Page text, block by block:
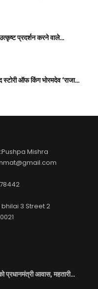
प्रदर्शन करने वाले…
स्टोरी ऑफ किंग भोरमदेव ‘राजा…
Pushpa Mishra
3 Street 2
प्रधानमंत्री आवास, महतारी…